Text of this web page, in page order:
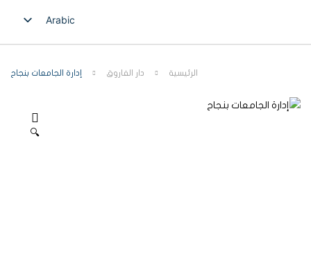
Arabic
English
الرئيسية دار الفاروق إدارة الجامعات بنجاح
🔍